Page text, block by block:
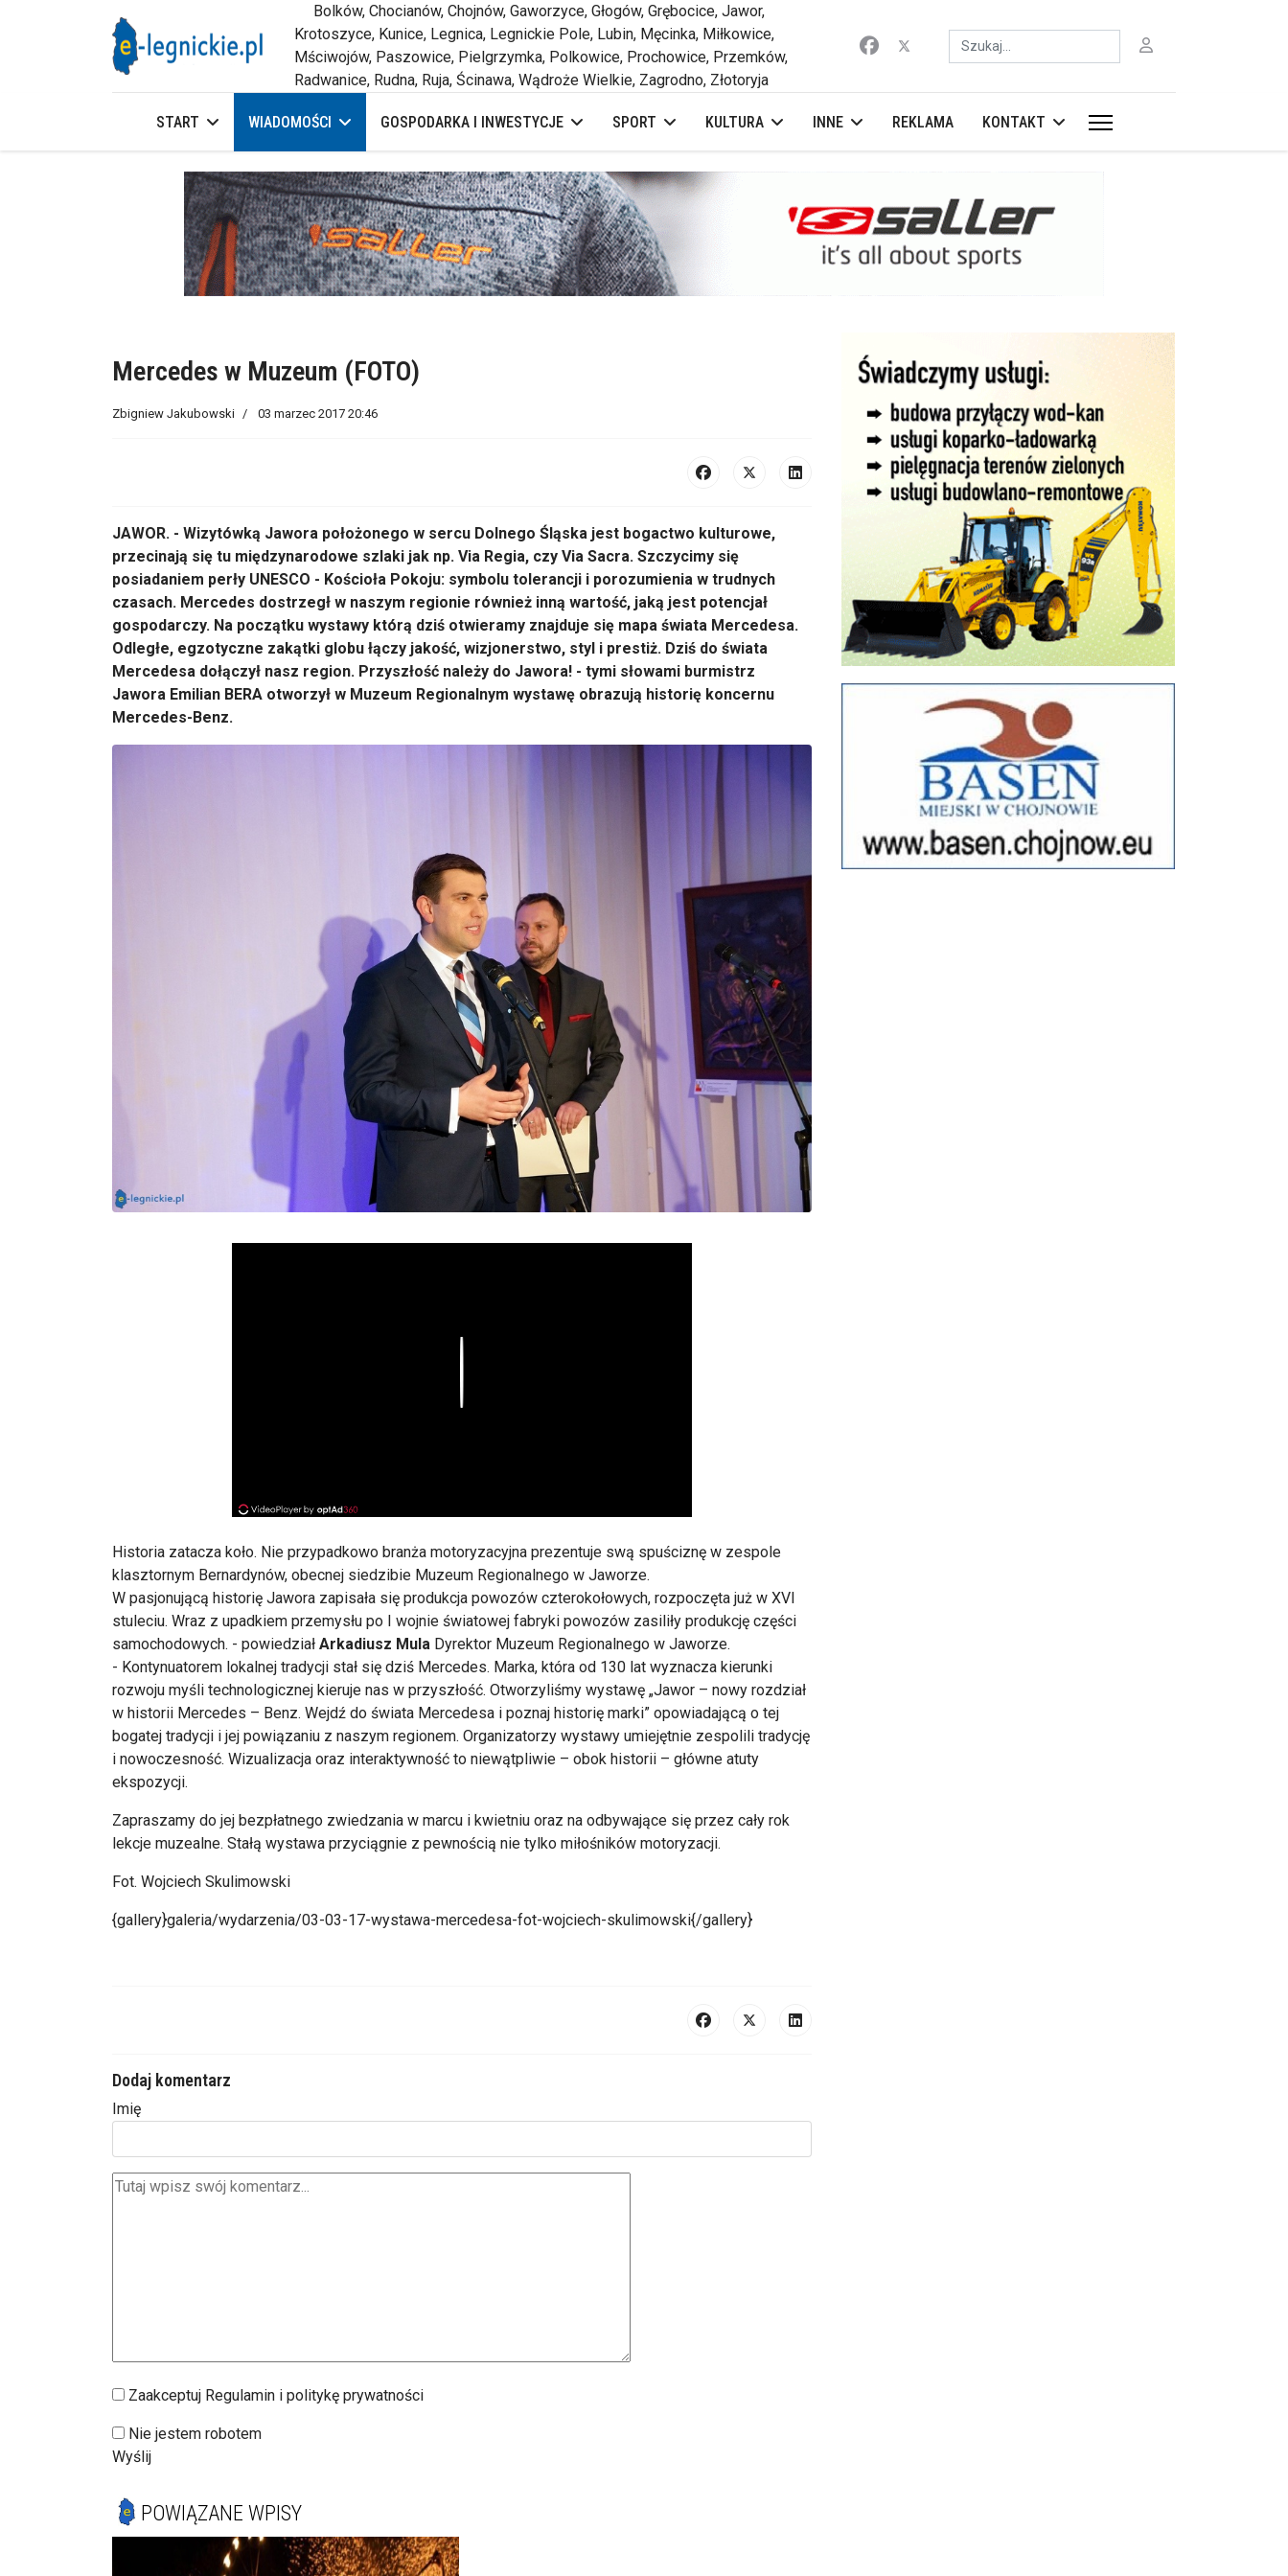
Bolków, Chocianów, Chojnów, Gaworzyce, Głogów, Grębocice, Jawor,
Krotoszyce, Kunice, Legnica, Legnickie Pole, Lubin, Męcinka, Miłkowice,
Mściwojów, Paszowice, Pielgrzymka, Polkowice, Prochowice, Przemków,
Radwanice, Rudna, Ruja, Ścinawa, Wądroże Wielkie, Zagrodno, Złotoryja
Szukaj
START WIADOMOŚCI GOSPODARKA I INWESTYCJE SPORT KULTURA INNE REKLAMA KONTAKT
Mercedes w Muzeum (FOTO)
Zbigniew Jakubowski 03 marzec 2017 20:46
JAWOR. - Wizytówką Jawora położonego w sercu Dolnego Śląska jest bogactwo kulturowe,
przecinają się tu międzynarodowe szlaki jak np. Via Regia, czy Via Sacra. Szczycimy się
posiadaniem perły UNESCO - Kościoła Pokoju: symbolu tolerancji i porozumienia w trudnych
czasach. Mercedes dostrzegł w naszym regionie również inną wartość, jaką jest potencjał
gospodarczy. Na początku wystawy którą dziś otwieramy znajduje się mapa świata Mercedesa.
Odległe, egzotyczne zakątki globu łączy jakość, wizjonerstwo, styl i prestiż. Dziś do świata
Mercedesa dołączył nasz region. Przyszłość należy do Jawora! - tymi słowami burmistrz
Jawora Emilian BERA otworzył w Muzeum Regionalnym wystawę obrazują historię koncernu
Mercedes-Benz.
Historia zatacza koło. Nie przypadkowo branża motoryzacyjna prezentuje swą spuściznę w zespole
klasztornym Bernardynów, obecnej siedzibie Muzeum Regionalnego w Jaworze.
W pasjonującą historię Jawora zapisała się produkcja powozów czterokołowych, rozpoczęta już w XVI
stuleciu. Wraz z upadkiem przemysłu po I wojnie światowej fabryki powozów zasiliły produkcję części
samochodowych. - powiedział Arkadiusz Mula Dyrektor Muzeum Regionalnego w Jaworze.
- Kontynuatorem lokalnej tradycji stał się dziś Mercedes. Marka, która od 130 lat wyznacza kierunki
rozwoju myśli technologicznej kieruje nas w przyszłość. Otworzyliśmy wystawę „Jawor – nowy rozdział
w historii Mercedes – Benz. Wejdź do świata Mercedesa i poznaj historię marki” opowiadającą o tej
bogatej tradycji i jej powiązaniu z naszym regionem. Organizatorzy wystawy umiejętnie zespolili tradycję
i nowoczesność. Wizualizacja oraz interaktywność to niewątpliwie – obok historii – główne atuty
ekspozycji.
Zapraszamy do jej bezpłatnego zwiedzania w marcu i kwietniu oraz na odbywające się przez cały rok
lekcje muzealne. Stałą wystawa przyciągnie z pewnością nie tylko miłośników motoryzacji.
Fot. Wojciech Skulimowski
{gallery}galeria/wydarzenia/03-03-17-wystawa-mercedesa-fot-wojciech-skulimowski{/gallery}
Dodaj komentarz
Imię
Zaakceptuj Regulamin i politykę prywatności
Nie jestem robotem
Wyślij
POWIĄZANE WPISY